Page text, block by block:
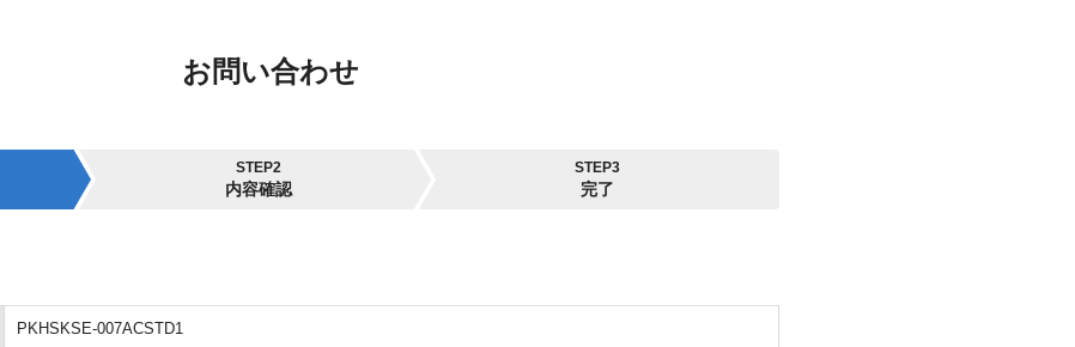
お問い合わせ
STEP2
内容確認
STEP3
完了
PKHSKSE-007ACSTD1